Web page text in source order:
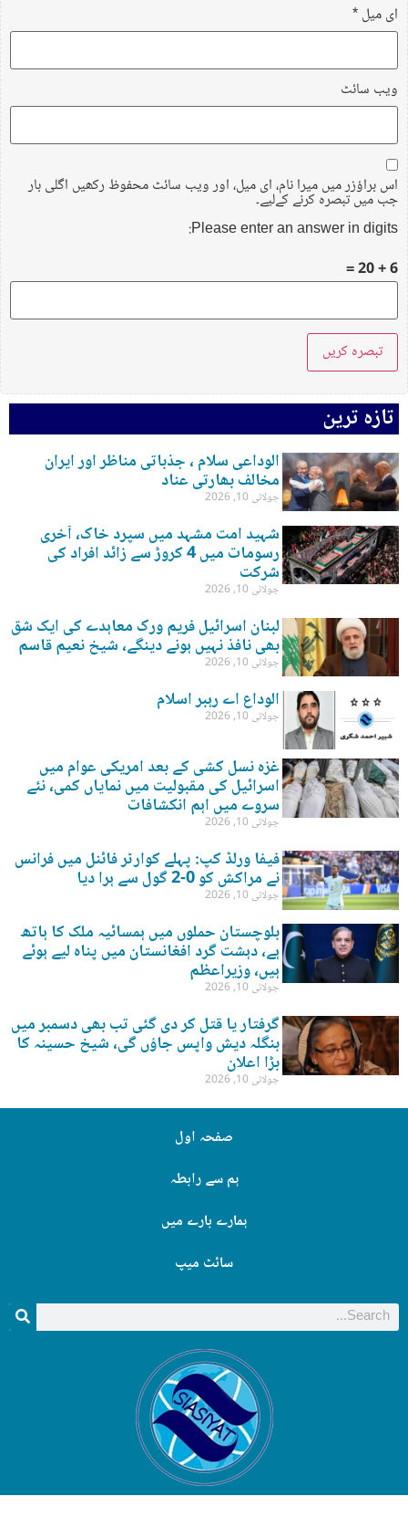
ای میل*
ویب‌ سائٹ
اس براؤزر میں میرا نام، ای میل، اور ویب سائٹ محفوظ رکھیں اگلی بار
جب میں تبصرہ کرنے کےلیے۔
Please enter an answer in digits:
تازہ ترین
الوداعی سلام ، جذباتی مناظر اور ایران
مخالف بھارتی عناد
جولائی 10, 2026
شہید امت مشہد میں سپرد خاک، آخری
رسومات میں 4 کروڑ سے زائد افراد کی
شرکت
جولائی 10, 2026
لبنان اسرائیل فریم ورک معاہدے کی ایک شق
بھی نافذ نہیں ہونے دینگے، شیخ نعیم قاسم
جولائی 10, 2026
الوداع اے رہبر اسلام
جولائی 10, 2026
غزہ نسل کشی کے بعد امریکی عوام میں
اسرائیل کی مقبولیت میں نمایاں کمی، نئے
سروے میں اہم انکشافات
جولائی 10, 2026
فیفا ورلڈ کپ: پہلے کوارٹر فائنل میں فرانس
نے مراکش کو 0-2 گول سے ہرا دیا
جولائی 10, 2026
بلوچستان حملوں میں ہمسائیہ ملک کا ہاتھ
ہے، دہشت گرد افغانستان میں پناہ لیے ہوئے
ہیں، وزیراعظم
جولائی 10, 2026
گرفتار یا قتل کر دی گئی تب بھی دسمبر میں
بنگلہ دیش واپس جاؤں گی، شیخ حسینہ کا
بڑا اعلان
جولائی 10, 2026
صفحہ اول
ہم سے رابطہ
ہمارے بارے میں
سائٹ میپ